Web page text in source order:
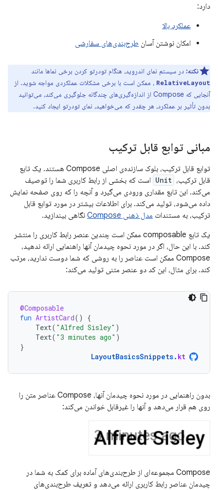
دارد:
عملکرد بالا
امکان نوشتن آسان طرح‌بندی‌های سفارشی
نکته: در سیستم نمای اندروید، هنگام تودرتو کردن برخی نماها مانند
RelativeLayout ، ممکن است با برخی مشکلات عملکردی مواجه شوید. از
آنجایی که Compose از اندازه‌گیری‌های چندگانه جلوگیری می‌کند، می‌توانید
بدون تأثیر بر عملکرد، هر چقدر که می‌خواهید، نمای تودرتو ایجاد کنید.
مبانی توابع قابل ترکیب
توابع قابل ترکیب، بلوک سازنده‌ی اصلی Compose هستند. یک تابع
قابل ترکیب، Unit است که بخشی از رابط کاربری شما را توصیف
می‌کند. این تابع مقداری ورودی می‌گیرد و آنچه را که روی صفحه نمایش
داده می‌شود، تولید می‌کند. برای اطلاعات بیشتر در مورد توابع قابل
ترکیب، به مستندات مدل ذهنی Compose
نگاهی بیندازید.
یک تابع composable ممکن است چندین عنصر رابط کاربری را منتشر
کند. با این حال، اگر در مورد نحوه چیدمان آنها راهنمایی ارائه ندهید،
Compose ممکن است عناصر را به روشی که شما دوست ندارید، مرتب
کند. برای مثال، این کد دو عنصر متنی تولید می‌کند:
@Composable
fun ArtistCard()
{
Text( "Alfred Sisley" )
Text( "3 minutes ago" )
}
LayoutBasicsSnippets. kt
بدون راهنمایی در مورد نحوه چیدمان آنها، Compose عناصر متن را
روی هم قرار می‌دهد و آنها را غیرقابل خواندن می‌کند:
Compose مجموعه‌ای از طرح‌بندی‌های آماده برای کمک به شما در
چیدمان عناصر رابط کاربری ارائه می‌دهد و تعریف طرح‌بندی‌های